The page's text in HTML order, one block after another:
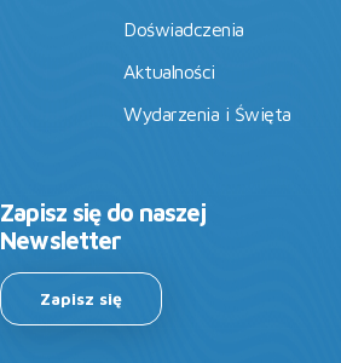
Doświadczenia
Aktualności
Wydarzenia i Święta
Zapisz się do naszej
Newsletter
Zapisz się